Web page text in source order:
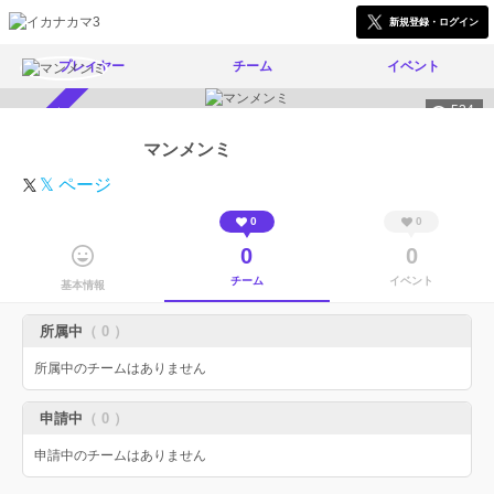
新規登録・ログイン
プレイヤー チーム イベント
534
マンメンミ
𝕏 ページ
基本情報
0
0
チーム
0
0
イベント
所属中 （ 0 ）
所属中のチームはありません
申請中 （ 0 ）
申請中のチームはありません